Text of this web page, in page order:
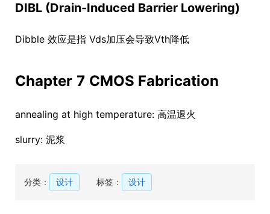
DIBL (Drain-Induced Barrier Lowering)
Dibble 效应是指 Vds加压会导致Vth降低
Chapter 7 CMOS Fabrication
annealing at high temperature: 高温退火
slurry: 泥浆
分类： 设计 标签： 设计